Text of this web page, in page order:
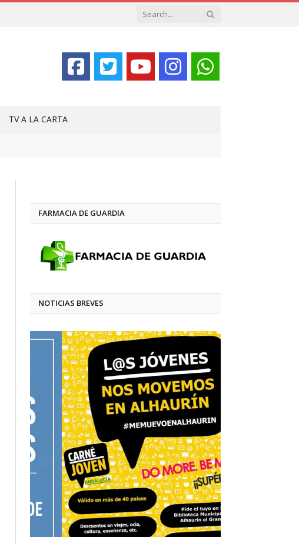
TV A LA CARTA
FARMACIA DE GUARDIA
NOTICIAS BREVES